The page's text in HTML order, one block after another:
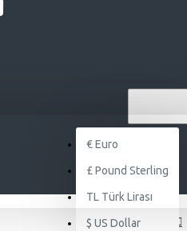
€Euro
£ Pound Sterling
TL Türk Lirası
$ US Dollar